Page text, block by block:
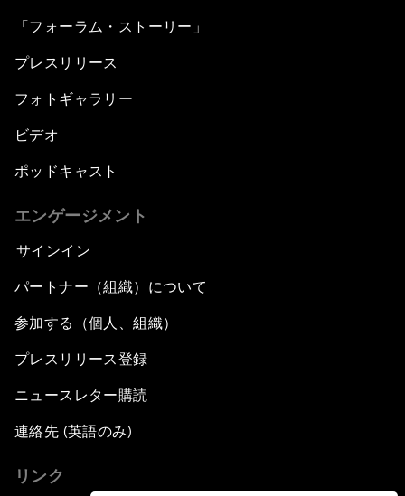
「フォーラム・ストーリー」
プレスリリース
フォトギャラリー
ビデオ
ポッドキャスト
エンゲージメント
サインイン
パートナー（組織）について
参加する（個人、組織）
プレスリリース登録
ニュースレター購読
連絡先 (英語のみ)
リンク